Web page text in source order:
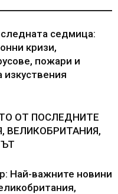
седмица:
кризи,
пожари и
изкуствения
ОТ ПОСЛЕДНИТЕ
ВЕЛИКОБРИТАНИЯ,
Най-важните новини